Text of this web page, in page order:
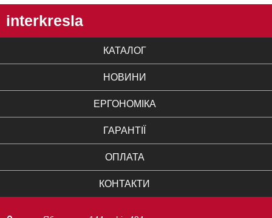
interkresla
КАТАЛОГ
НОВИНИ
ЕРГОНОМІКА
ГАРАНТІЇ
ОПЛАТА
КОНТАКТИ